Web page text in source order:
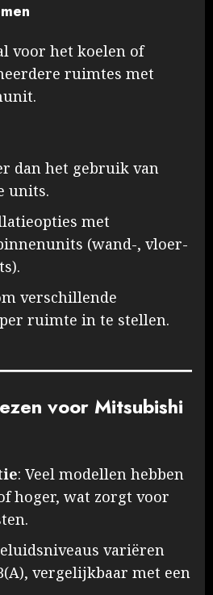
voor het koelen of
ruimtes met
dan het gebruik van
units.
met
(wand-, vloer-
verschillende
ruimte in te stellen.
voor Mitsubishi
: Veel modellen hebben
hoger, wat zorgt voor
variëren
vergelijkbaar met een